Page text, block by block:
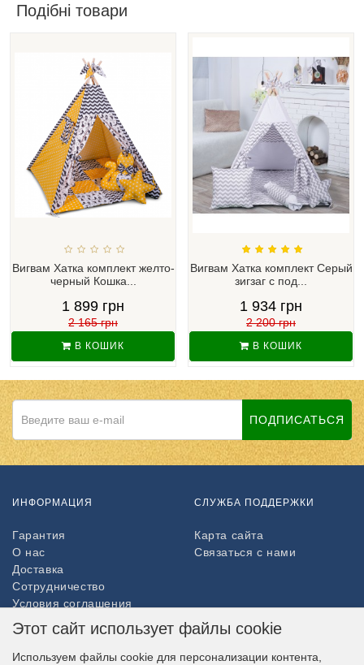
Подібні товари
Вигвам Хатка комплект желто-
черный Кошка...
1 899 грн
2 165 грн
В КОШИК
Вигвам Хатка комплект Серый
зигзаг с под...
1 934 грн
2 200 грн
В КОШИК
ПОДПИСАТЬСЯ
ИНФОРМАЦИЯ
Гарантия
О нас
Доставка
Сотрудничество
Условия соглашения
Возврат товара
СЛУЖБА ПОДДЕРЖКИ
Карта сайта
Связаться с нами
Этот сайт использует файлы cookie
Используем файлы cookie для персонализации контента,